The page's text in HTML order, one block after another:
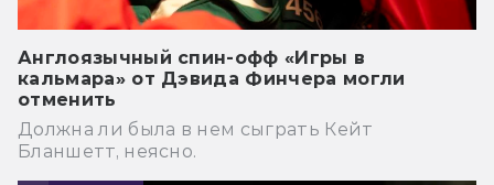
Англоязычный спин-офф «Игры в
кальмара» от Дэвида Финчера могли
отменить
Должна ли была в нем сыграть Кейт
Бланшетт, неясно.